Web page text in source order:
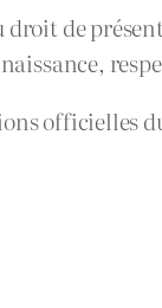
de
officielles